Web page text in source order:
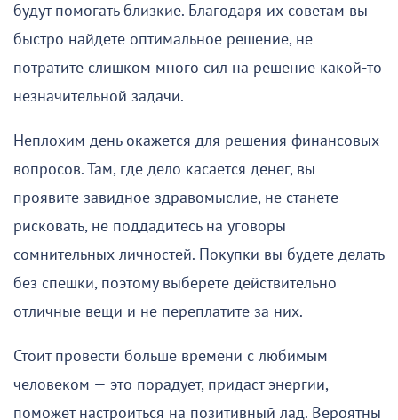
будут помогать близкие. Благодаря их советам вы
быстро найдете оптимальное решение, не
потратите слишком много сил на решение какой-то
незначительной задачи.
Неплохим день окажется для решения финансовых
вопросов. Там, где дело касается денег, вы
проявите завидное здравомыслие, не станете
рисковать, не поддадитесь на уговоры
сомнительных личностей. Покупки вы будете делать
без спешки, поэтому выберете действительно
отличные вещи и не переплатите за них.
Стоит провести больше времени с любимым
человеком — это порадует, придаст энергии,
поможет настроиться на позитивный лад. Вероятны